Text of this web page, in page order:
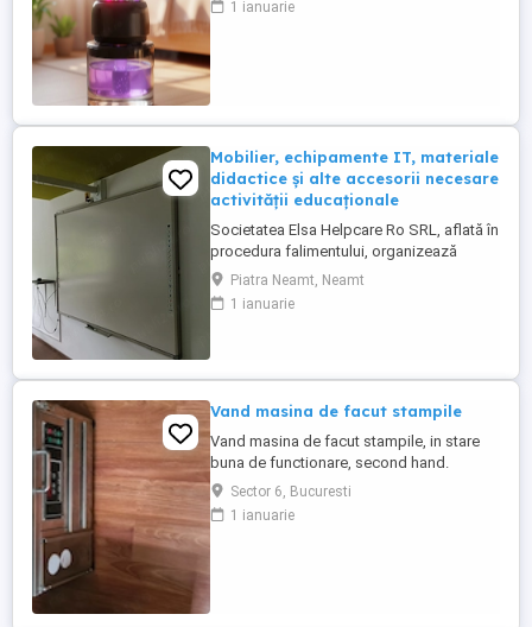
vizual spectaculos de plafon instelat
1 ianuarie
Mobilier, echipamente IT, materiale
didactice și alte accesorii necesare
activității educaționale
Societatea Elsa Helpcare Ro SRL, aflată în
procedura falimentului, organizează
licitație publică cu strigare pentru
valorificarea bunurilor mobile specifice
activității de tip after school, la un preț
mobilier (mese, scaune, ...
Piatra Neamt, Neamt
1 ianuarie
Vand masina de facut stampile
Vand masina de facut stampile, in stare
buna de functionare, second hand.
Sector 6, Bucuresti
1 ianuarie